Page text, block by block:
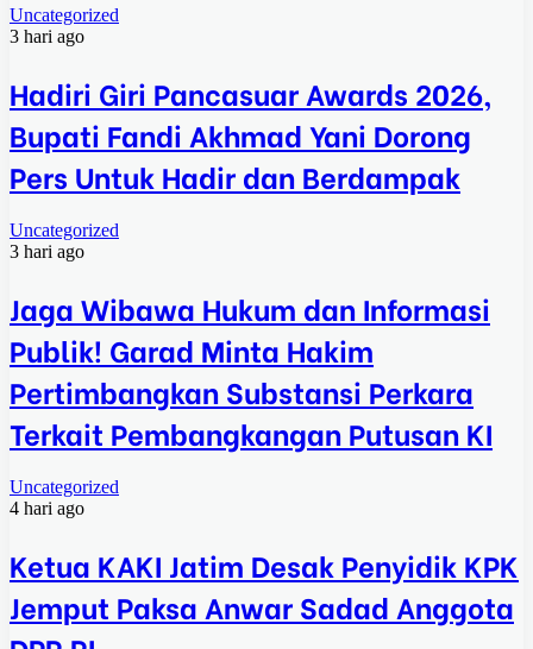
Uncategorized
3 hari ago
Hadiri Giri Pancasuar Awards 2026,
Bupati Fandi Akhmad Yani Dorong
Pers Untuk Hadir dan Berdampak
Uncategorized
3 hari ago
Jaga Wibawa Hukum dan Informasi
Publik! Garad Minta Hakim
Pertimbangkan Substansi Perkara
Terkait Pembangkangan Putusan KI
Uncategorized
4 hari ago
Ketua KAKI Jatim Desak Penyidik KPK
Jemput Paksa Anwar Sadad Anggota